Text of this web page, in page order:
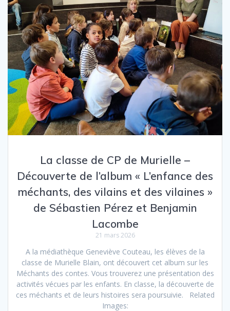
La classe de CP de Murielle –
Découverte de l’album « L’enfance des
méchants, des vilains et des vilaines »
de Sébastien Pérez et Benjamin
Lacombe
21 mars 2026
A la médiathèque Geneviève Couteau, les élèves de la
classe de Murielle Blain, ont découvert cet album sur les
Méchants des contes. Vous trouverez une présentation des
activités vécues par les enfants. En classe, la découverte de
ces méchants et de leurs histoires sera poursuivie. Related
Images: